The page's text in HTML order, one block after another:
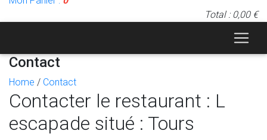
Total : 0,00 €
Contact
Home / Contact
Contacter le restaurant : L
escapade situé : Tours